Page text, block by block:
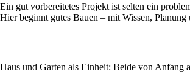
Ein gut vorbereitetes Projekt ist selten ein
Hier beginnt gutes Bauen – mit Wissen,
Haus und Garten als Einheit: Beide von Anfang